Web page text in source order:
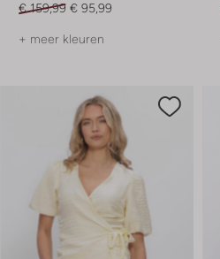
€ 159,99 € 95,99
+ meer kleuren